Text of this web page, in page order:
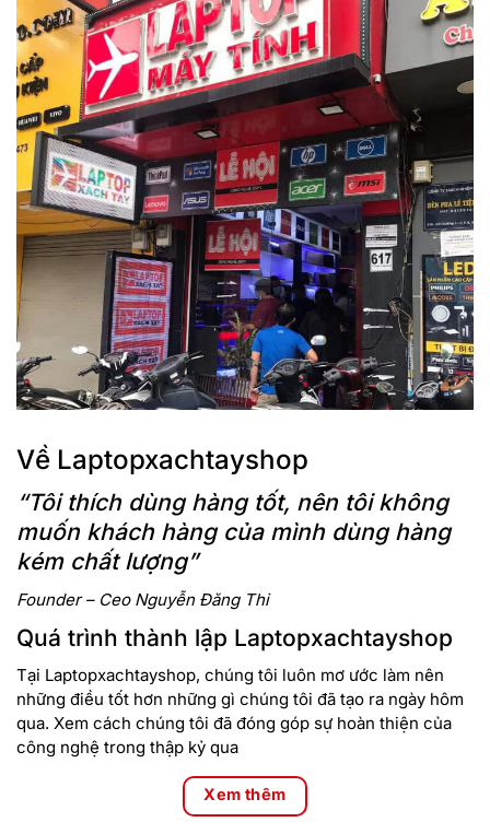
Về Laptopxachtayshop
“Tôi thích dùng hàng tốt, nên tôi không
muốn khách hàng của mình dùng hàng
kém chất lượng”
Founder – Ceo Nguyễn Đăng Thi
Quá trình thành lập Laptopxachtayshop
Tại Laptopxachtayshop, chúng tôi luôn mơ ước làm nên
những điều tốt hơn những gì chúng tôi đã tạo ra ngày hôm
qua. Xem cách chúng tôi đã đóng góp sự hoàn thiện của
công nghệ trong thập kỷ qua
Xem thêm